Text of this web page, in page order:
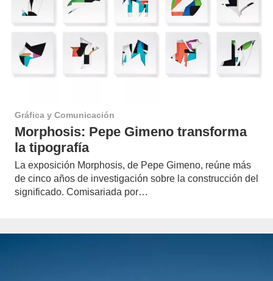
Gráfica y Comunicación
Morphosis: Pepe Gimeno transforma
la tipografía
La exposición Morphosis, de Pepe Gimeno, reúne más
de cinco años de investigación sobre la construcción del
significado. Comisariada por…